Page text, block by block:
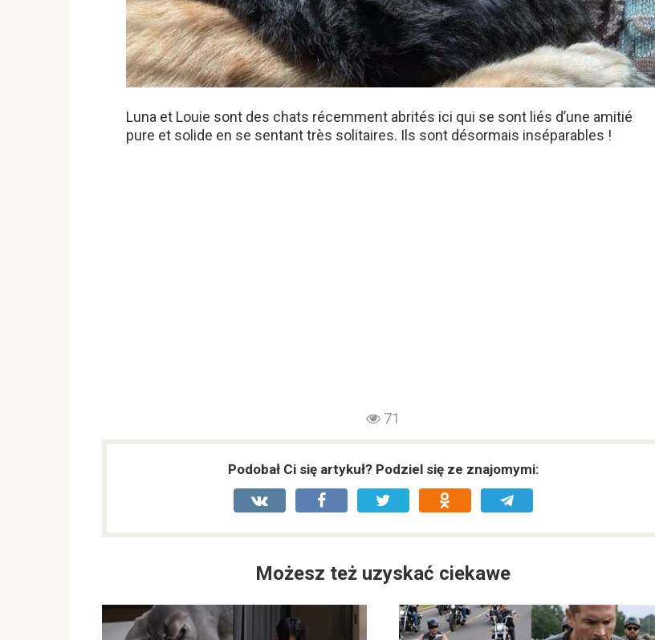
Luna et Louie sont des chats récemment abrités ici qui se sont liés d’une amitié
pure et solide en se sentant très solitaires. Ils sont désormais inséparables !
71
Podobał Ci się artykuł? Podziel się ze znajomymi:
Możesz też uzyskać ciekawe